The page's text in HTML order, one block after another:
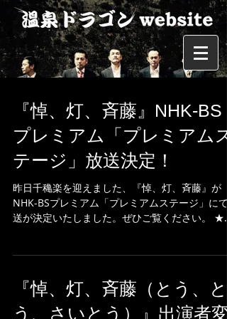
『悼、灯、斉藤』NHK-BS
プレミアム「プレミアムス
テージ」放送決定！
昨日千穐楽を迎えました、『悼、灯、斉藤』が
NHK-BSプレミアム「プレミアムステージ」にて
送が決定いたしました。ぜひご覧ください。 ★放
『悼、灯、斉藤（とう、と
う、さいとう）』出演者変